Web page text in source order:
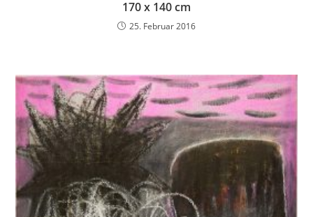
170 x 140 cm
25. Februar 2016